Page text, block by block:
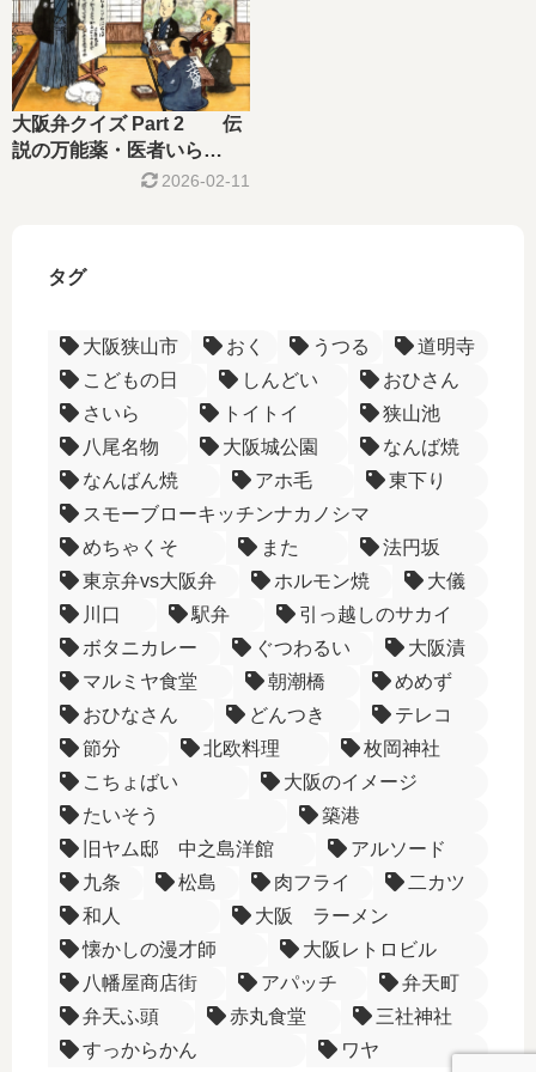
大阪弁クイズ Part 2 伝
説の万能薬・医者いら
ず ー語彙ー
2026-02-11
タグ
大阪狭山市 おく うつる
道明寺
こどもの日
しんどい
おひさん
さいら
トイトイ
狭山池
八尾名物
大阪城公園
なんば焼
なんばん焼
アホ毛
東下り
スモーブローキッチンナカノシマ
めちゃくそ
また
法円坂
東京弁vs大阪弁
ホルモン焼
大儀
川口
駅弁
引っ越しのサカイ
ボタニカレー
ぐつわるい
大阪漬
マルミヤ食堂
朝潮橋
めめず
おひなさん
どんつき
テレコ
節分
北欧料理
枚岡神社
こちょばい
大阪のイメージ
たいそう
築港
旧ヤム邸 中之島洋館
アルソード
九条
松島 肉フライ
二カツ
和人
大阪 ラーメン
懐かしの漫才師
大阪レトロビル
八幡屋商店街
アパッチ
弁天町
弁天ふ頭
赤丸食堂
三社神社
すっからかん
ワヤ